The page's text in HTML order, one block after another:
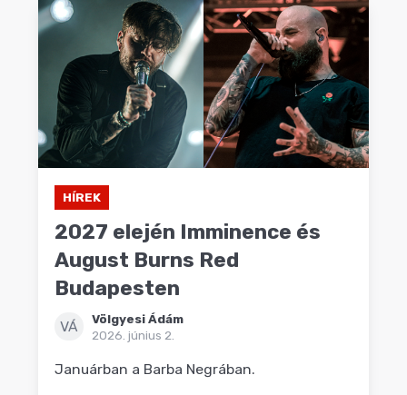
HÍREK
2027 elején Imminence és
August Burns Red
Budapesten
VÁ
Völgyesi Ádám
2026. június 2.
Januárban a Barba Negrában.